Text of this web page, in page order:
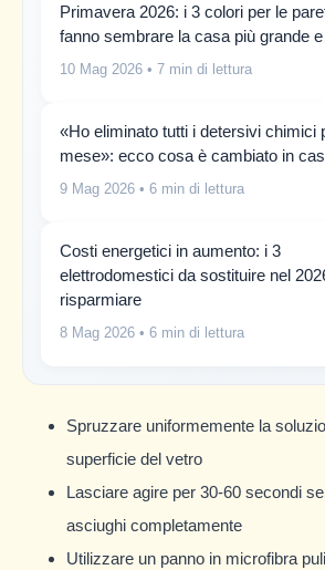
Primavera 2026: i 3 colori per le
fanno sembrare la casa più grande
10 Mag 2026 • 7 min di lettura
«Ho eliminato tutti i detersivi chimici
mese»: ecco cosa è cambiato in
9 Mag 2026 • 6 min di lettura
Costi energetici in aumento: i 3
elettrodomestici da sostituire nel
risparmiare
8 Mag 2026 • 6 min di lettura
Spruzzare uniformemente la
superficie del vetro
Lasciare agire per 30-60 secondi
asciughi completamente
Utilizzare un panno in microfibra